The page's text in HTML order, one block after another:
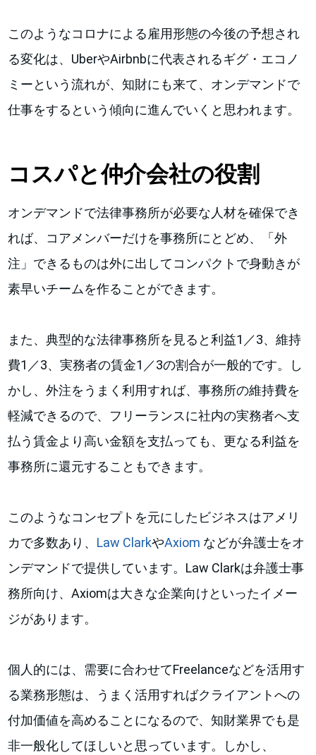
このようなコロナによる雇用形態の今後の予想され
る変化は、UberやAirbnbに代表されるギグ・エコノ
ミーという流れが、知財にも来て、オンデマンドで
仕事をするという傾向に進んでいくと思われます。
コスパと仲介会社の役割
オンデマンドで法律事務所が必要な人材を確保でき
れば、コアメンバーだけを事務所にとどめ、「外
注」できるものは外に出してコンパクトで身動きが
素早いチームを作ることができます。
また、典型的な法律事務所を見ると利益1／3、維持
費1／3、実務者の賃金1／3の割合が一般的です。し
かし、外注をうまく利用すれば、事務所の維持費を
軽減できるので、フリーランスに社内の実務者へ支
払う賃金より高い金額を支払っても、更なる利益を
事務所に還元することもできます。
このようなコンセプトを元にしたビジネスはアメリ
カで多数あり、 Law ClarkやAxiom などが弁護士をオ
ンデマンドで提供しています。Law Clarkは弁護士事
務所向け、Axiomは大きな企業向けといったイメー
ジがあります。
個人的には、需要に合わせてFreelanceなどを活用す
る業務形態は、うまく活用すればクライアントへの
付加価値を高めることになるので、知財業界でも是
非一般化してほしいと思っています。しかし、